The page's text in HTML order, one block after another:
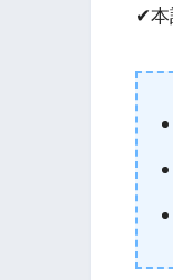
✔︎本